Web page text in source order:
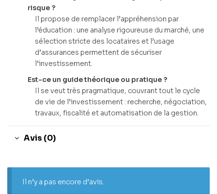
risque ?
Il propose de remplacer l’appréhension par
l’éducation : une analyse rigoureuse du marché, une
sélection stricte des locataires et l’usage
d’assurances permettent de sécuriser
l’investissement.
Est-ce un guide théorique ou pratique ?
Il se veut très pragmatique, couvrant tout le cycle
de vie de l’investissement : recherche, négociation,
travaux, fiscalité et automatisation de la gestion.
Avis (0)
Il n’y a pas encore d’avis.